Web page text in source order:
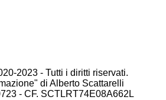
2023 - Tutti i diritti riservati.
di Alberto Scattarelli
- CF. SCTLRT74E08A662L